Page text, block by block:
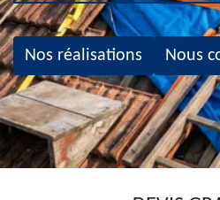
Nos réalisations Nous